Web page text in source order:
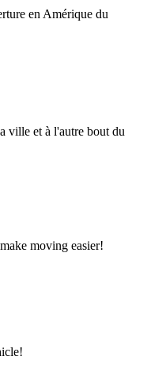
en Amérique du
ville et à l'autre bout du
moving easier!